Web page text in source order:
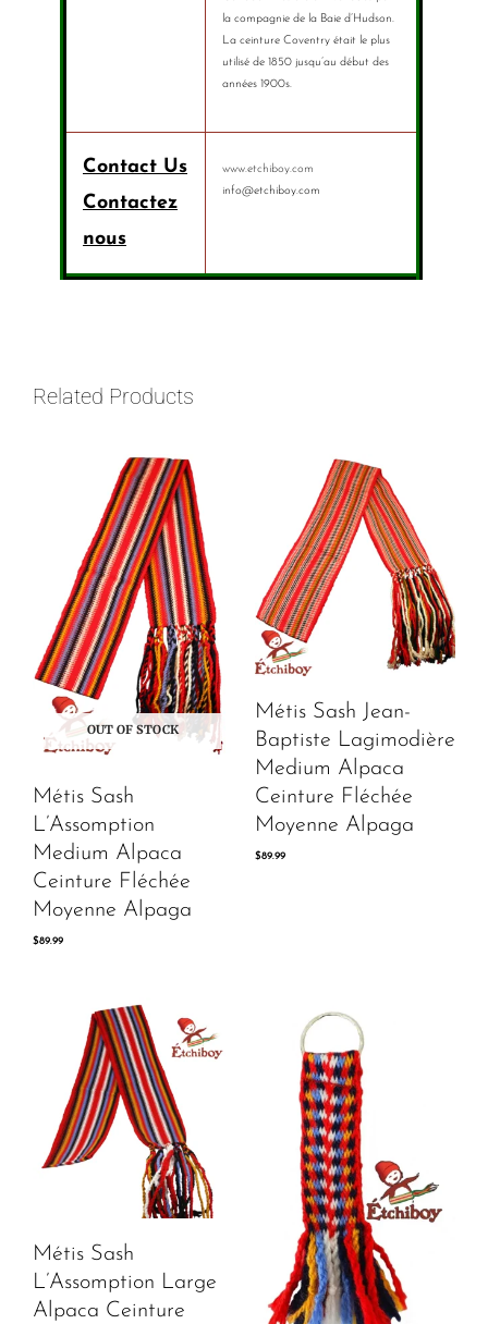
la compagnie de la Baie d’Hudson.
La ceinture Coventry était le plus
utilisé de 1850 jusqu’au début des
années 1900s.
Contact Us
Contactez
nous
www.etchiboy.com
info@etchiboy.com
Related Products
OUT OF STOCK
Métis Sash
L’Assomption
Medium Alpaca
Ceinture Fléchée
Moyenne Alpaga
$89.99
Métis Sash Jean-
Baptiste Lagimodière
Medium Alpaca
Ceinture Fléchée
Moyenne Alpaga
$89.99
Métis Sash
L’Assomption Large
Alpaca Ceinture